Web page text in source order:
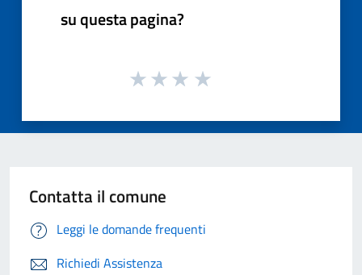
su questa pagina?
Contatta il comune
Leggi le domande frequenti
Richiedi Assistenza